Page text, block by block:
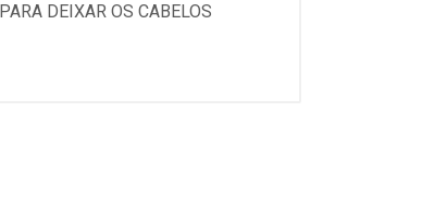
DEIXAR OS CABELOS